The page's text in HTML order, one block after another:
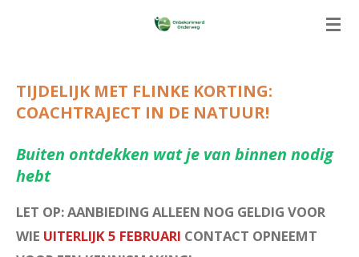
de
hoofdinhoud
TIJDELIJK MET FLINKE KORTING:
COACHTRAJECT IN DE NATUUR!
Buiten ontdekken wat je van binnen nodig
hebt
LET OP: AANBIEDING ALLEEN NOG GELDIG VOOR
WIE UITERLIJK 5 FEBRUARI CONTACT OPNEEMT